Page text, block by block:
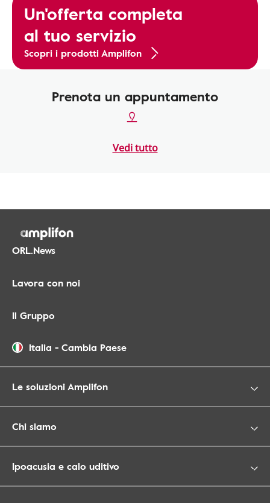
Un'offerta completa
al tuo servizio
Scopri i prodotti Amplifon
Prenota un appuntamento
Vedi tutto
ORL.News
Lavora con noi
Il Gruppo
Italia - Cambia Paese
Le soluzioni Amplifon
Chi siamo
Ipoacusia e calo uditivo